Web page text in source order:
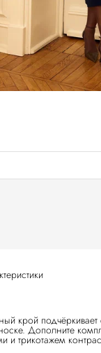
крой
Дополните
и трикотажем